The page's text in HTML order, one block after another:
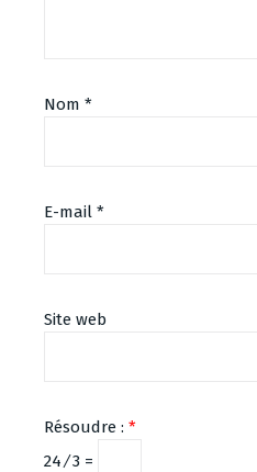
Nom *
E-mail *
Site web
Résoudre : *
24 ⁄ 3 =